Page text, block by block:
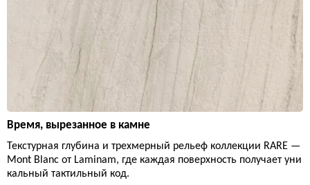
Время, вырезанное в камне
Текстурная глубина и трехмерный рельеф коллекции RARE —
Mont Blanc от Laminam, где каждая поверхность получает уни
кальный тактильный код.